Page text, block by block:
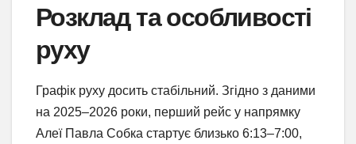
Розклад та особливості
руху
Графік руху досить стабільний. Згідно з даними
на 2025–2026 роки, перший рейс у напрямку
Алеї Павла Собка стартує близько 6:13–7:00,